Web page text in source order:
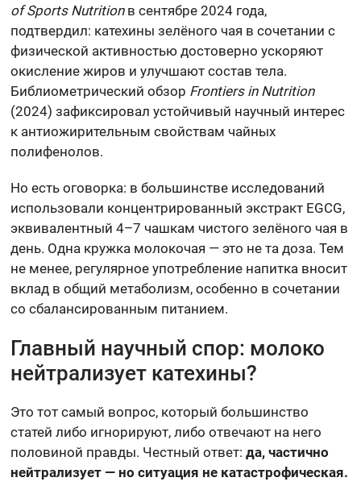
of Sports Nutritionв сентябре 2024 года,
подтвердил: катехины зелёного чая в сочетании с
физической активностью достоверно ускоряют
окисление жиров и улучшают состав тела.
Библиометрический обзор Frontiers in Nutrition
(2024) зафиксировал устойчивый научный интерес
к антиожирительным свойствам чайных
полифенолов.
Но есть оговорка: в большинстве исследований
использовали концентрированный экстракт EGCG,
эквивалентный 4–7 чашкам чистого зелёного чая в
день. Одна кружка молокочая — это не та доза. Тем
не менее, регулярное употребление напитка вносит
вклад в общий метаболизм, особенно в сочетании
со сбалансированным питанием.
Главный научный спор: молоко
нейтрализует катехины?
Это тот самый вопрос, который большинство
статей либо игнорируют, либо отвечают на него
половиной правды. Честный ответ:да, частично
нейтрализует — но ситуация не катастрофическая.